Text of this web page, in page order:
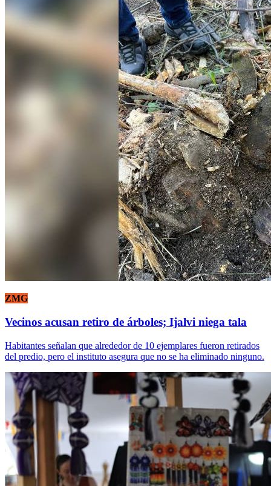
ZMG
Vecinos acusan retiro de árboles; Ijalvi niega tala
Habitantes señalan que alrededor de 10 ejemplares fueron retirados
del predio, pero el instituto asegura que no se ha eliminado ninguno.